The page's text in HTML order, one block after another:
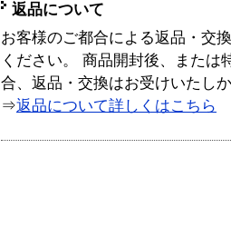
返品について
お客様のご都合による返品・交
ください。 商品開封後、または
合、返品・交換はお受けいたし
⇒返品について詳しくはこちら